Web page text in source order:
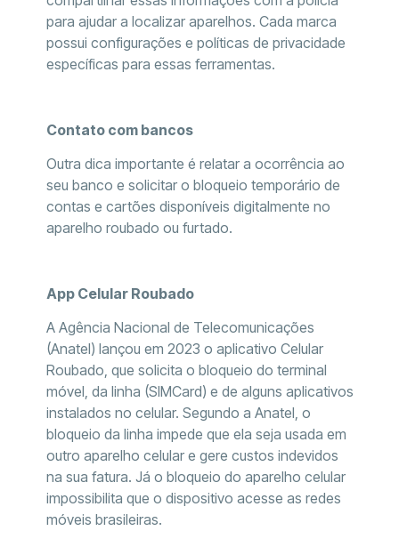
para ajudar a localizar aparelhos. Cada marca
possui configurações e políticas de privacidade
específicas para essas ferramentas.
Contato com bancos
Outra dica importante é relatar a ocorrência ao
seu banco e solicitar o bloqueio temporário de
contas e cartões disponíveis digitalmente no
aparelho roubado ou furtado.
App Celular Roubado
A Agência Nacional de Telecomunicações
(Anatel) lançou em 2023 o aplicativo Celular
Roubado, que solicita o bloqueio do terminal
móvel, da linha (SIMCard) e de alguns aplicativos
instalados no celular. Segundo a Anatel, o
bloqueio da linha impede que ela seja usada em
outro aparelho celular e gere custos indevidos
na sua fatura. Já o bloqueio do aparelho celular
impossibilita que o dispositivo acesse as redes
móveis brasileiras.